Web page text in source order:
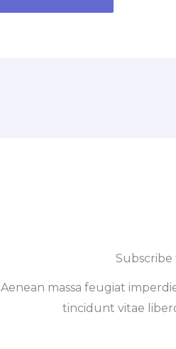
Aenean massa feugiat
tincidunt vitae